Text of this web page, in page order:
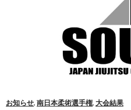
お知らせ, 南日本柔術選手権, 大会結果